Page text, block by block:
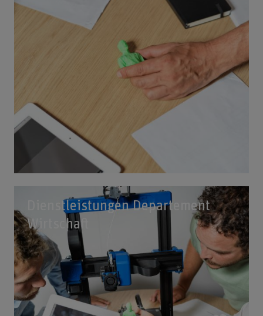
Dienstleistungen Departement
Wirtschaft